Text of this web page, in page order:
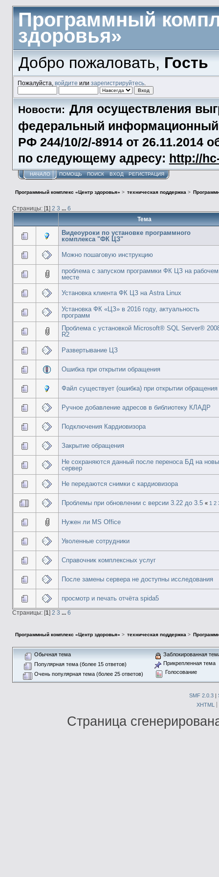
Программный
здоровья»
Добро пожаловать,Гость
Пожалуйста, войдите или зарегистрируйтесь.
Новости: Для осуществления
федеральный информационный
РФ 244/10/2/-8914 от 26.11.2014
по следующему адресу: http://
НАЧАЛО ПОМОЩЬ ПОИСК ВХОД РЕГИСТРАЦИЯ
Программный комплекс «Центр здоровья» > техническая поддержка >
Страницы: [1] 2 3 ... 6
Тема
Видеоуроки по установке программного
комплекса "ФК ЦЗ"
Можно пошаговую инструкцию
проблема с запуском программки ФК ЦЗ на рабочем
месте
Установка клиента ФК ЦЗ на Astra Linux
Установка ФК «ЦЗ» в 2016 году, актуальность
программ
Проблема с установкой Microsoft® SQL Server®
R2
Развертывание ЦЗ
Ошибка при открытии обращения
Файл существует (ошибка) при открытии обращения
Ручное добавление адресов в библиотеку КЛАДР
Подключения Кардиовизора
Закрытие обращения
Не сохраняются данный после переноса БД на
сервер
Не передаются снимки с кардиовизора
Проблемы при обновлении с версии 3.22 до 3.5 « 1 2
Нужен ли MS Office
Уволенные сотрудники
Справочник комплексных услуг
После замены сервера не доступны исследования
просмотр и печать отчёта spida5
Страницы: [1] 2 3 ... 6
Программный комплекс «Центр здоровья» > техническая поддержка >
Обычная тема
Популярная тема (более 15 ответов)
Очень популярная тема (более 25 ответов)
Заблокированная
Прикрепленная тема
Голосование
SMF 2.0.3|
XHTML
Страница